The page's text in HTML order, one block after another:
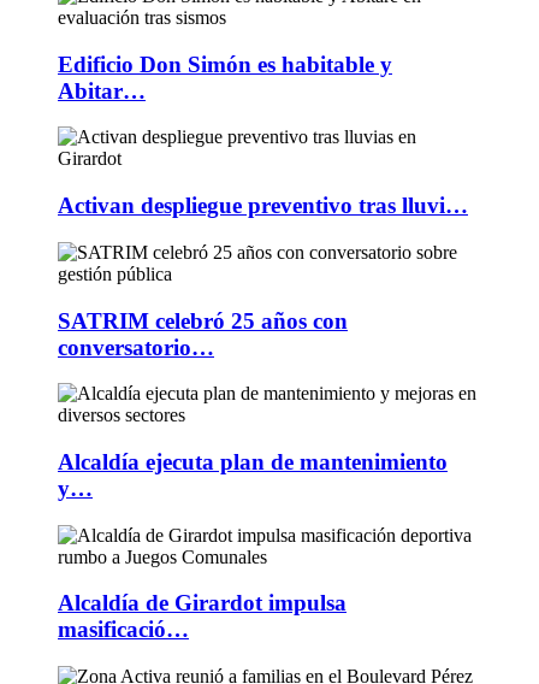
Edificio Don Simón es habitable y
Abitar…
Activan despliegue preventivo tras lluvi…
SATRIM celebró 25 años con
conversatorio…
Alcaldía ejecuta plan de mantenimiento
y…
Alcaldía de Girardot impulsa
masificació…